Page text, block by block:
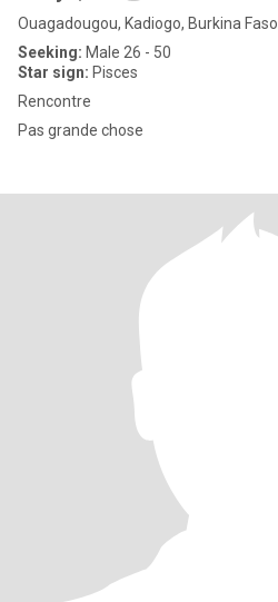
Ouagadougou, Kadiogo, Burkina Faso
Seeking: Male 26 - 50
Star sign: Pisces
Rencontre
Pas grande chose